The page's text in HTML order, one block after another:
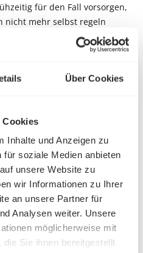
Über Cookies
Cookies
Inhalte und Anzeigen zu
soziale Medien anbieten
unsere Website zu
wir Informationen zu Ihrer
an unsere Partner für
Analysen weiter. Unsere
möglicherweise mit
Sie ihnen bereitgestellt
für den Fall vorsorgen,
nicht mehr selbst regeln
bieten hier eine
Wünsche rechtzeitig
Neben den wertvollen
Vorarlberg
informieren.
wurden zahlreich
der
gewann.
zeigen, dass das
bewegt und eine
essenziell ist.